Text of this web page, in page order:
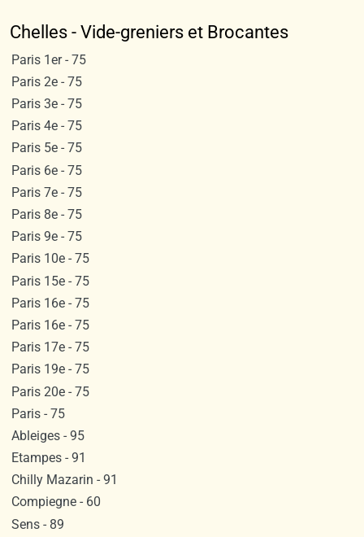
Chelles - Vide-greniers et Brocantes
Paris 1er - 75
Paris 2e - 75
Paris 3e - 75
Paris 4e - 75
Paris 5e - 75
Paris 6e - 75
Paris 7e - 75
Paris 8e - 75
Paris 9e - 75
Paris 10e - 75
Paris 15e - 75
Paris 16e - 75
Paris 16e - 75
Paris 17e - 75
Paris 19e - 75
Paris 20e - 75
Paris - 75
Ableiges - 95
Etampes - 91
Chilly Mazarin - 91
Compiegne - 60
Sens - 89